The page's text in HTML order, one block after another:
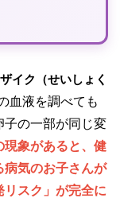
イク（せいしょく
血液を調べても
子の一部が同じ変
現象があると、健
病気のお子さんが
スク」が完全に